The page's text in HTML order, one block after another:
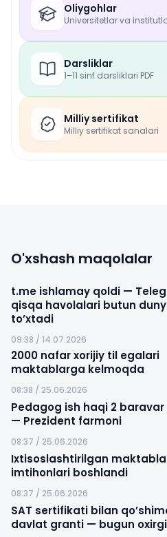
Oliygohlar
Universitetlar va
Darsliklar
1–11 sinf darsliklari PDF
Milliy sertifikat
Milliy sertifikat sanalari
O'xshash maqolalar
t.me ishlamay qoldi —
qisqa havolalari butun
to’xtadi
09:38 / 14.07.2026
2000 nafar xorijiy til egalari
maktablarga kelmoqda
08:38 / 25.06.2026
Pedagog ish haqi 2
— Prezident farmoni
08:37 / 25.06.2026
Ixtisoslashtirilgan
imtihonlari boshlandi
08:37 / 25.06.2026
SAT sertifikati bilan
davlat granti — bugun